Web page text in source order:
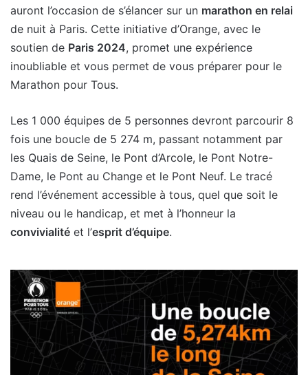
auront l’occasion de s’élancer sur un marathon en relai
de nuit à Paris. Cette initiative d’Orange, avec le
soutien de Paris 2024, promet une expérience
inoubliable et vous permet de vous préparer pour le
Marathon pour Tous.
Les 1 000 équipes de 5 personnes devront parcourir 8
fois une boucle de 5 274 m, passant notamment par
les Quais de Seine, le Pont d’Arcole, le Pont Notre-
Dame, le Pont au Change et le Pont Neuf. Le tracé
rend l’événement accessible à tous, quel que soit le
niveau ou le handicap, et met à l’honneur la
convivialité et l’esprit d’équipe.